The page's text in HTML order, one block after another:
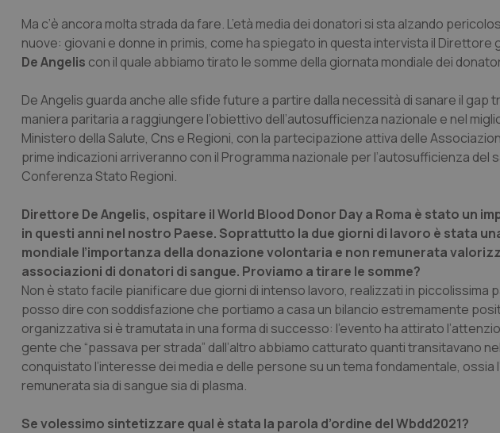
Ma c’è ancora molta strada da fare. L’età media dei donatori si sta alzando
nuove: giovani e donne in primis, come ha spiegato in questa intervista il
De Angelis con il quale abbiamo tirato le somme della giornata mondiale dei
De Angelis guarda anche alle sfide future a partire dalla necessità di sanare il gap
maniera paritaria a raggiungere l’obiettivo dell’autosufficienza nazionale e nel
Ministero della Salute, Cns e Regioni, con la partecipazione attiva delle
prime indicazioni arriveranno con il Programma nazionale per l’autosufficienza
Conferenza Stato Regioni.
Direttore De Angelis, ospitare il World Blood Donor Day a Roma è stato un
in questi anni nel nostro Paese. Soprattutto la due giorni di lavoro è stata
mondiale l’importanza della donazione volontaria e non remunerata
associazioni di donatori di sangue. Proviamo a tirare le somme?
Non è stato facile pianificare due giorni di intenso lavoro, realizzati in piccolissima
posso dire con soddisfazione che portiamo a casa un bilancio estremamente
organizzativa si è tramutata in una forma di successo: l’evento ha attirato
gente che “passava per strada” dall’altro abbiamo catturato quanti transitavano
conquistato l’interesse dei media e delle persone su un tema fondamentale, ossia
remunerata sia di sangue sia di plasma.
Se volessimo sintetizzare qual è stata la parola d’ordine del Wbdd2021?